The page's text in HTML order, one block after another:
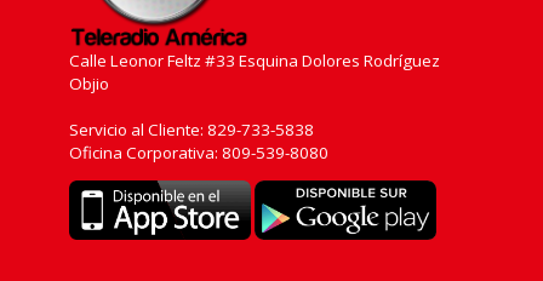
Calle Leonor Feltz #33 Esquina Dolores Rodríguez
Objio
Servicio al Cliente: 829-733-5838
Oficina Corporativa: 809-539-8080